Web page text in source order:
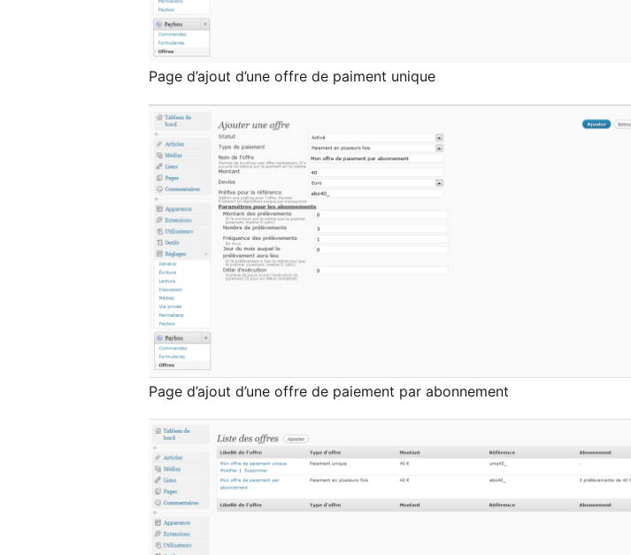
Page d’ajout d’une offre de paiment unique
Page d’ajout d’une offre de paiement par abonnement